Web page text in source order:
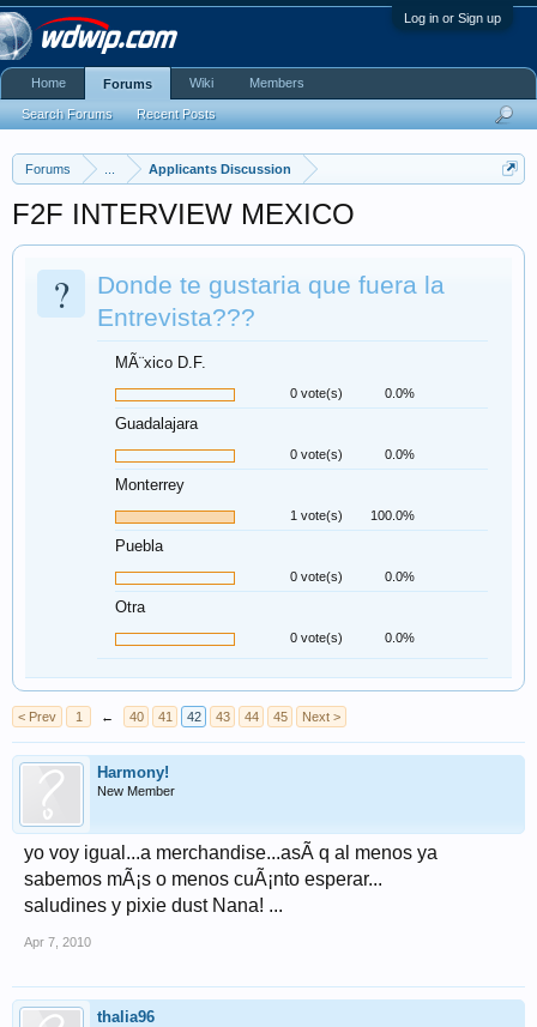
Log in or Sign up
Forums Applicants Discussion
F2F INTERVIEW MEXICO
?
Donde te gustaria que fuera la
Entrevista???
MÃ¨xico D.F.
0 vote(s) 0.0%
Guadalajara
0 vote(s) 0.0%
Monterrey
1 vote(s) 100.0%
Puebla
0 vote(s) 0.0%
Otra
0 vote(s) 0.0%
< Prev 1 ← 40 41 42 43 44 45 Next >
Harmony!
New Member
yo voy igual...a merchandise...asÃ­ q al menos ya
sabemos mÃ¡s o menos cuÃ¡nto esperar...
saludines y pixie dust Nana! ...
Apr 7, 2010
thalia96
Home Forums
Search Forums Recent Posts
Wiki Members